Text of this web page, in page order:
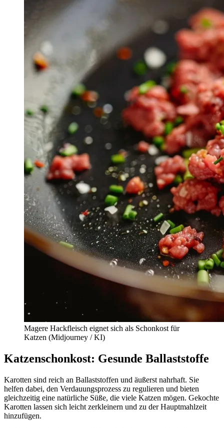
Magere Hackfleisch eignet sich als Schonkost für
Katzen (Midjourney / KI)
Katzenschonkost: Gesunde Ballaststoffe
Karotten sind reich an Ballaststoffen und äußerst nahrhaft. Sie
helfen dabei, den Verdauungsprozess zu regulieren und bieten
gleichzeitig eine natürliche Süße, die viele Katzen mögen. Gekochte
Karotten lassen sich leicht zerkleinern und zu der Hauptmahlzeit
hinzufügen.